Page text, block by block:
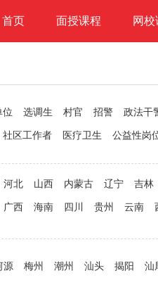
首页 面授课程 网校
位 选调生 村官 招警 政法干
社区工作者 医疗卫生 公益性岗
河北 山西 内蒙古 辽宁 吉林
广西 海南 四川 贵州 云南
源 梅州 潮州 汕头 揭阳 汕